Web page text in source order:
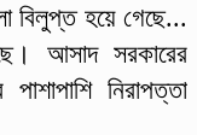
বিলুপ্ত হয়ে গেছে...
আসাদ সরকারের
নিরাপত্তা